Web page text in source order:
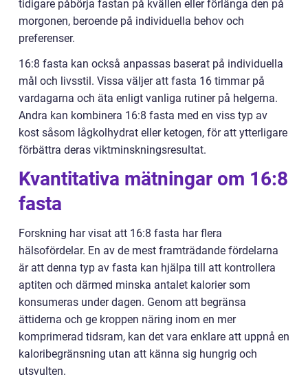
tidigare påbörja fastan på kvällen eller förlänga den på
morgonen, beroende på individuella behov och
preferenser.
16:8 fasta kan också anpassas baserat på individuella
mål och livsstil. Vissa väljer att fasta 16 timmar på
vardagarna och äta enligt vanliga rutiner på helgerna.
Andra kan kombinera 16:8 fasta med en viss typ av
kost såsom lågkolhydrat eller ketogen, för att ytterligare
förbättra deras viktminskningsresultat.
Kvantitativa mätningar om 16:8
fasta
Forskning har visat att 16:8 fasta har flera
hälsofördelar. En av de mest framträdande fördelarna
är att denna typ av fasta kan hjälpa till att kontrollera
aptiten och därmed minska antalet kalorier som
konsumeras under dagen. Genom att begränsa
ättiderna och ge kroppen näring inom en mer
komprimerad tidsram, kan det vara enklare att uppnå en
kaloribegränsning utan att känna sig hungrig och
utsvulten.